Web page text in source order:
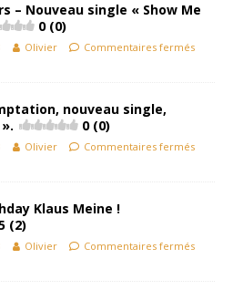
– Nouveau single « Show Me
0 (0)
Olivier Commentaires fermés
nouveau single,
0 (0)
Olivier Commentaires fermés
Klaus Meine !
(2)
Olivier Commentaires fermés